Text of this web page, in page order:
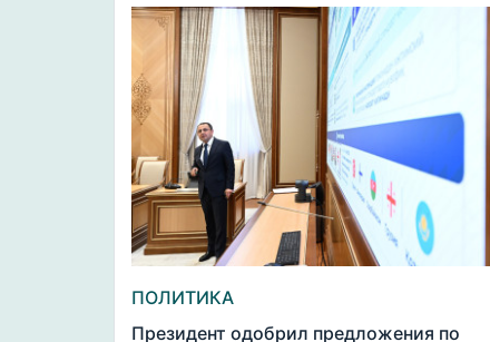
ПОЛИТИКА
Президент одобрил предложения по